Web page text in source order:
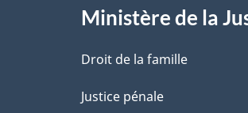
l
a
p
Ministère de la
Droit de la famille
Justice pénale